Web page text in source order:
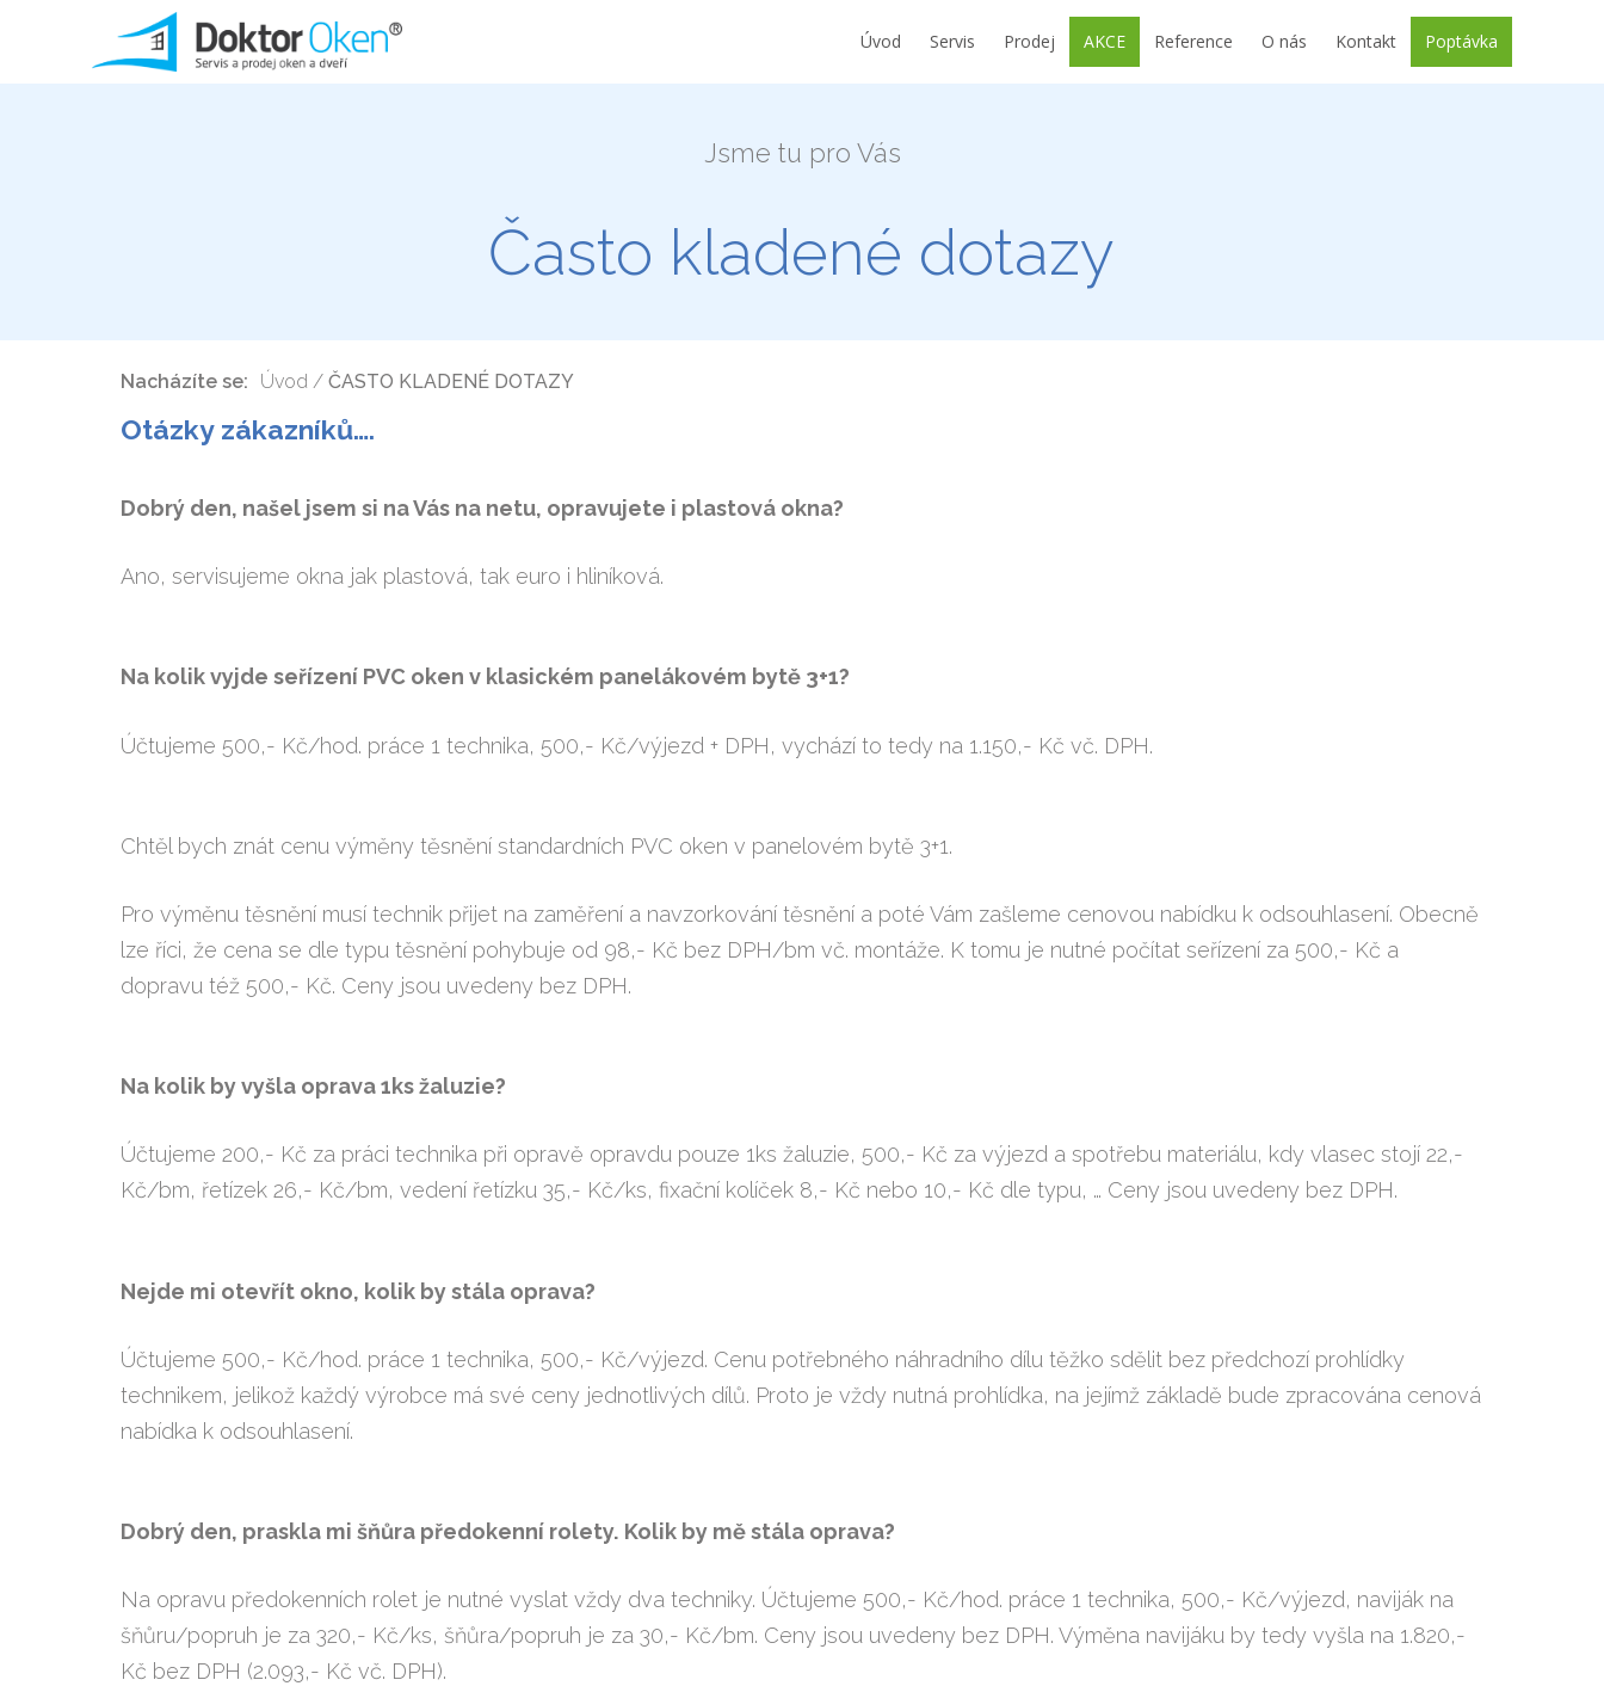
Úvod Servis Prodej AKCE Reference O nás Kontakt Poptávka
Jsme tu pro Vás
Často kladené dotazy
Nacházíte se: Úvod / ČASTO KLADENÉ DOTAZY
Otázky zákazníků….
Dobrý den, našel jsem si na Vás na netu, opravujete i plastová okna?
Ano, servisujeme okna jak plastová, tak euro i hliníková.
Na kolik vyjde seřízení PVC oken v klasickém panelákovém bytě 3+1?
Účtujeme 500,- Kč/hod. práce 1 technika, 500,- Kč/výjezd + DPH, vychází to tedy na 1.150,- Kč vč. DPH.
Chtěl bych znát cenu výměny těsnění standardních PVC oken v panelovém bytě 3+1.
Pro výměnu těsnění musí technik přijet na zaměření a navzorkování těsnění a poté Vám zašleme cenovou nabídku k odsouhlasení. Obecně
lze říci, že cena se dle typu těsnění pohybuje od 98,- Kč bez DPH/bm vč. montáže. K tomu je nutné počítat seřízení za 500,- Kč a
dopravu též 500,- Kč. Ceny jsou uvedeny bez DPH.
Na kolik by vyšla oprava 1ks žaluzie?
Účtujeme 200,- Kč za práci technika při opravě opravdu pouze 1ks žaluzie, 500,- Kč za výjezd a spotřebu materiálu, kdy vlasec stojí 22,-
Kč/bm, řetízek 26,- Kč/bm, vedení řetízku 35,- Kč/ks, fixační kolíček 8,- Kč nebo 10,- Kč dle typu, … Ceny jsou uvedeny bez DPH.
Nejde mi otevřít okno, kolik by stála oprava?
Účtujeme 500,- Kč/hod. práce 1 technika, 500,- Kč/výjezd. Cenu potřebného náhradního dílu těžko sdělit bez předchozí prohlídky
technikem, jelikož každý výrobce má své ceny jednotlivých dílů. Proto je vždy nutná prohlídka, na jejímž základě bude zpracována cenová
nabídka k odsouhlasení.
Dobrý den, praskla mi šňůra předokenní rolety. Kolik by mě stála oprava?
Na opravu předokenních rolet je nutné vyslat vždy dva techniky. Účtujeme 500,- Kč/hod. práce 1 technika, 500,- Kč/výjezd, naviják na
šňůru/popruh je za 320,- Kč/ks, šňůra/popruh je za 30,- Kč/bm. Ceny jsou uvedeny bez DPH. Výměna navijáku by tedy vyšla na 1.820,-
Kč bez DPH (2.093,- Kč vč. DPH).